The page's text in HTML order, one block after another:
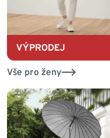
VÝPRODEJ
Vše pro ženy